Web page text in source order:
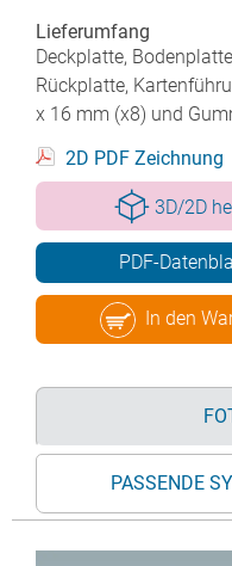
Lieferumfang
Deckplatte,
Rückplatte,
x 16 mm (x8) und
2D PDF Zeichnung
3D/2D
PDF-
In den
PASSENDE